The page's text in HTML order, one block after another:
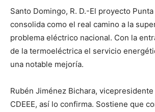
Santo Domingo, R. D.-El proyecto
consolida como el real camino a la
problema eléctrico nacional. Con la
de la termoeléctrica el servicio
una notable mejoría.
Rubén Jiménez Bichara,
CDEEE, así lo confirma. Sostiene que